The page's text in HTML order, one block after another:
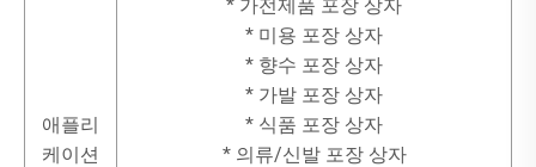
애플리
케이션
* 가전제품 포장 상자
* 미용 포장 상자
* 향수 포장 상자
* 가발 포장 상자
* 식품 포장 상자
* 의류/신발 포장 상자